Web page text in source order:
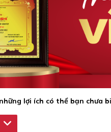
lợi ích có thể bạn chưa